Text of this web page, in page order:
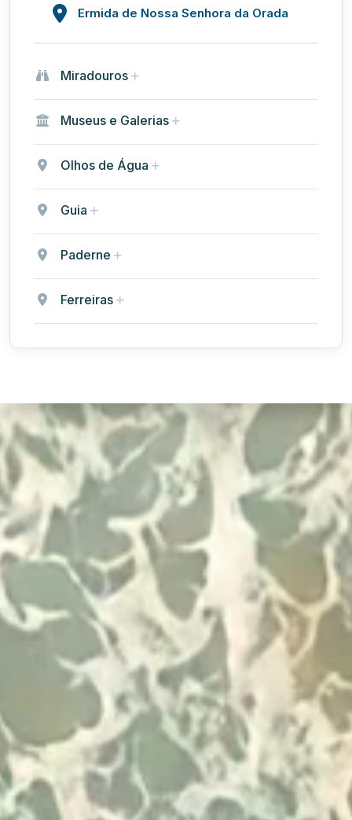
Ermida de Nossa Senhora da Orada
Miradouros
Museus e Galerias
Olhos de Água
Guia
Paderne
Ferreiras